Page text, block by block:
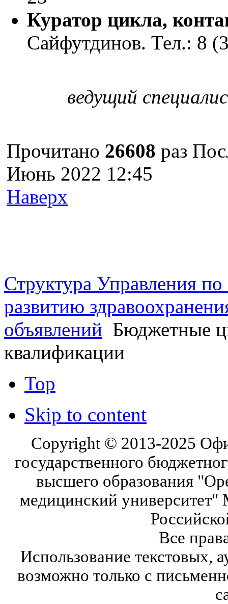
Куратор цикла,
Сайфутдинов. Тел.: 8
ведущий
Прочитано 26608 раз
Июнь 2022 12:45
Наверх
Структура Управления
развитию
объявлений Бюджетные
квалификации
Top
Skip to content
Copyright © 2013-2025
государственного
высшего образования
медицинский университет"
Все
Использование текстовых,
возможно только с